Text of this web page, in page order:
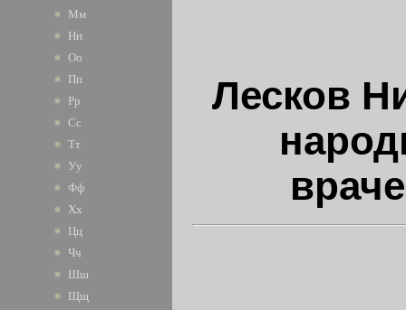
Мм
Нн
Оо
Пп
Рр
Сс
Тт
Уу
Фф
Хх
Цц
Чч
Шш
Щщ
Лесков